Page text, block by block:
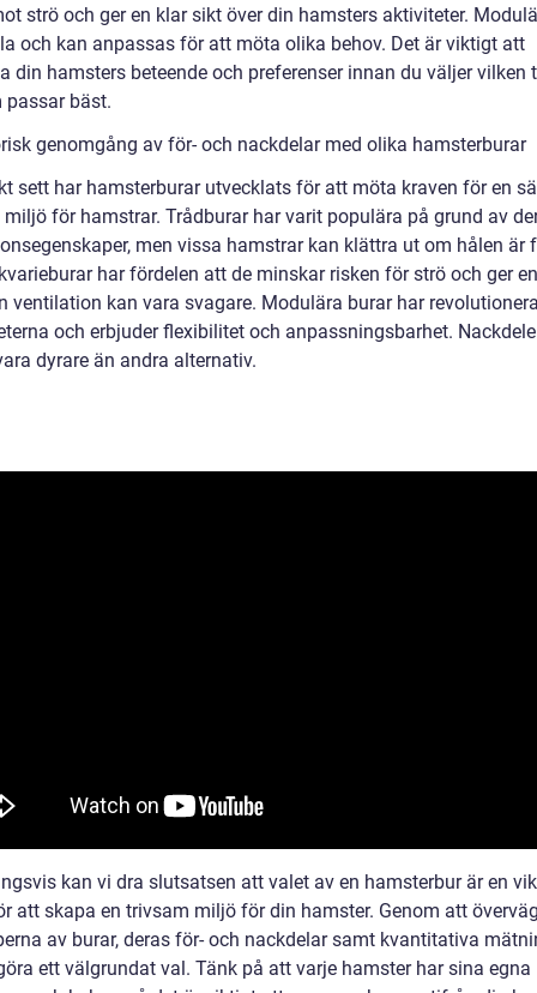
strö och ger en klar sikt över din hamsters aktiviteter.
och kan anpassas för att möta olika behov. Det är viktigt att
din hamsters beteende och preferenser innan du väljer vilken
passar bäst.
genomgång av för- och nackdelar med olika hamsterburar
sett har hamsterburar utvecklats för att möta kraven för en
för hamstrar. Trådburar har varit populära på grund av
men vissa hamstrar kan klättra ut om hålen är
har fördelen att de minskar risken för strö och ger
ventilation kan vara svagare. Modulära burar har
och erbjuder flexibilitet och anpassningsbarhet.
dyrare än andra alternativ.
kan vi dra slutsatsen att valet av en hamsterbur är en
att skapa en trivsam miljö för din hamster. Genom att
av burar, deras för- och nackdelar samt kvantitativa
ett välgrundat val. Tänk på att varje hamster har sina egna